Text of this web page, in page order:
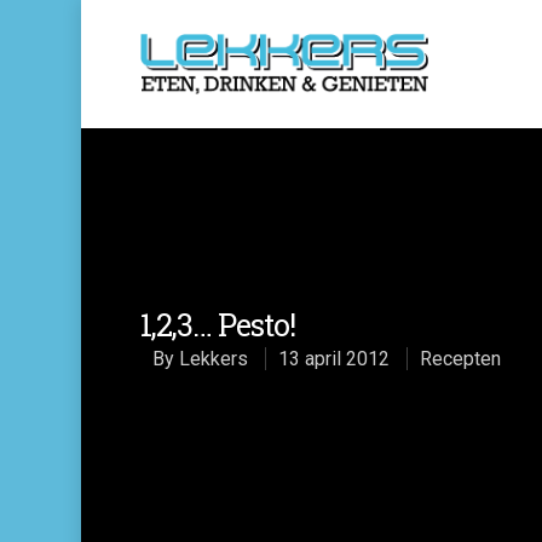
1,2,3… Pesto!
By Lekkers 13 april 2012 Recepten